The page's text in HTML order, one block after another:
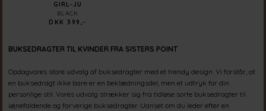
GIRL-JU
BLACK
DKK 399,-
BUKSEDRAGTER TIL KVINDER FRA SISTERS POINT
Opdagvores store udvalg af buksedragter med et trendy design. Vi forstår, at
en buksedragt ikke bare er en beklædningsdel, men et udtryk for din
personlige stil. Vores udvalg strækker sig fra tidløse sorte buksedragter til
iøjnefaldende og farverige buksedragter. Uanset om du leder efter en